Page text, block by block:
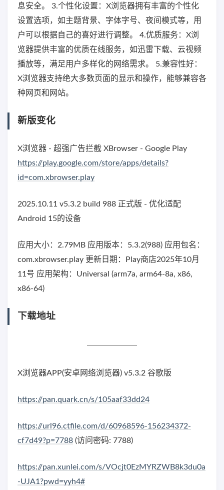
息安全。 3.个性化设置：X浏览器拥有丰富的个性化
设置选项，如主题背景、字体字号、夜间模式等，用
户可以根据自己的喜好进行调整。 4.优质服务：X浏
览器提供丰富的优质在线服务，如迅雷下载、云视频
播放等，满足用户多样化的网络需求。 5.兼容性好：
X浏览器支持绝大多数页面的显示和操作，能够兼容各
种网页和网站。
新版变化
X浏览器 - 超强广告拦截 XBrowser - Google Play
https://play.google.com/store/apps/details?
id=com.xbrowser.play
2025.10.11 v5.3.2 build 988 正式版 - 优化适配
Android 15的设备
应用大小：2.79MB 应用版本：5.3.2(988) 应用包名：
com.xbrowser.play 更新日期：Play商店2025年10月
11号 应用架构：Universal (arm7a, arm64-8a, x86,
x86-64)
下载地址
X浏览器APP(安卓网络浏览器) v5.3.2 谷歌版
https://pan.quark.cn/s/105aaf33dd24
https://url96.ctfile.com/d/60968596-156234372-
cf7d49?p=7788 (访问密码: 7788)
https://pan.xunlei.com/s/VOcjt0EzMYRZWB8k3du0a
-UJA1?pwd=yyh4#